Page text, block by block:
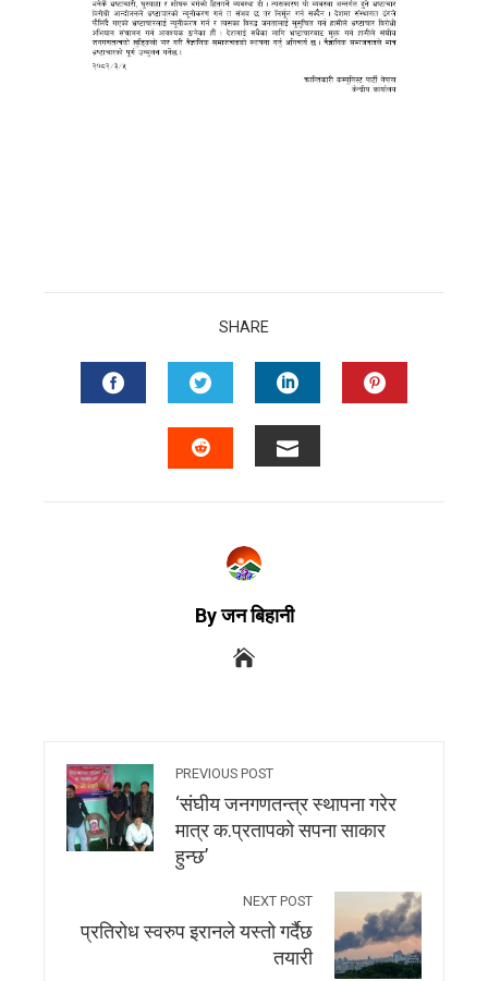
SHARE
By जन बिहानी
PREVIOUS POST
‘संघीय जनगणतन्त्र स्थापना गरेर
मात्र क.प्रतापको सपना साकार
हुन्छ’
NEXT POST
प्रतिरोध स्वरुप इरानले यस्तो गर्दैछ
तयारी